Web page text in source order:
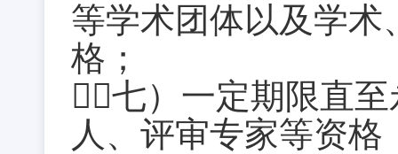
等学术团体以及学
格；
（七）一定期限直
人、评审专家等资格